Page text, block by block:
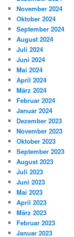
November 2024
Oktober 2024
September 2024
August 2024
Juli 2024
Juni 2024
Mai 2024
April 2024
März 2024
Februar 2024
Januar 2024
Dezember 2023
November 2023
Oktober 2023
September 2023
August 2023
Juli 2023
Juni 2023
Mai 2023
April 2023
März 2023
Februar 2023
Januar 2023